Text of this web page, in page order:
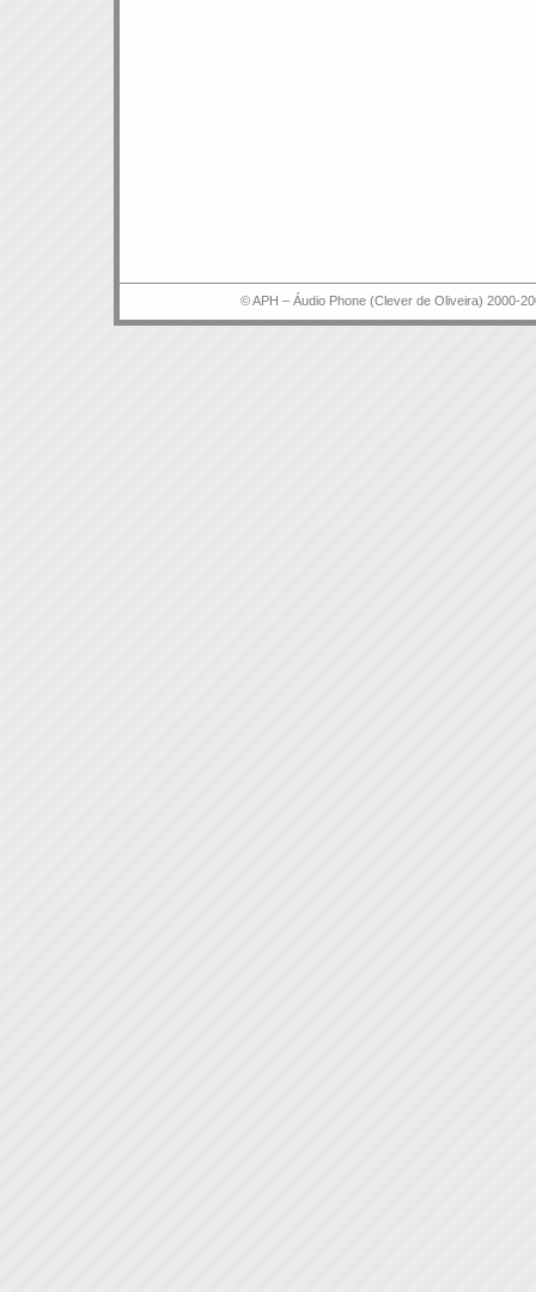
© APH – Áudio Phone (Clever de Oliveira) 2000-